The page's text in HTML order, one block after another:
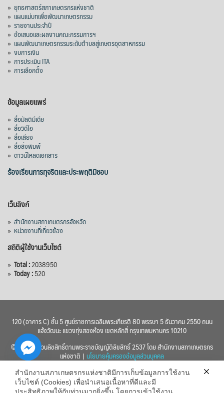
» ยุทธศาสตร์สภาเกษตรกรแห่งชาติ
» แผนแม่บทเพื่อพัฒนาเกษตรกรรม
» รายงานประจำปี
» ข้อเสนอและผลงานคณะกรรมการฯ
» แผนพัฒนาเกษตรกรรมระดับตำบลสู่เกษตรอุตสาหกรรม
» งบการเงิน
» การประเมิน ITA
» การเลือกตั้ง
ข้อมูลเผยแพร่
» สื่อมัลติมีเดีย
» สื่อวิดีโอ
» สื่อเสียง
» สื่อสิ่งพิมพ์
» ดาวน์โหลดเอกสาร
ร้องเรียนการทุจริตและประพฤติมิชอบ
เว็บลิงก์
» สำนักงานสภาเกษตรกรจังหวัด
» หน่วยงานที่เกี่ยวข้อง
สถิติผู้ใช้งานเว็บไซต์
» Total :2038950
» Today :520
120 (อาคาร C) ชั้น 5 ศูนย์ราชการเฉลิมพระเกียรติ 80 พรรษา 5 ธันวาคม 2550 ถนน
แจ้งวัฒนะ แขวงทุ่งสองห้อง เขตหลักสี่ กรุงเทพมหานคร 10210
© 2560 สงวนลิขสิทธิ์ตามพระราชบัญญัติลิขสิทธิ์ 2537 โดย สำนักงานสภาเกษตรกร
แห่งชาติ | นโยบายคุ้มครองข้อมูลส่วนบุคคล
สำนักงานสภาเกษตรกรแห่งชาติมีการเก็บข้อมูลการใช้งาน
เว็บไซต์ (Cookies) เพื่อนำเสนอเนื้อหาที่ดีและมี